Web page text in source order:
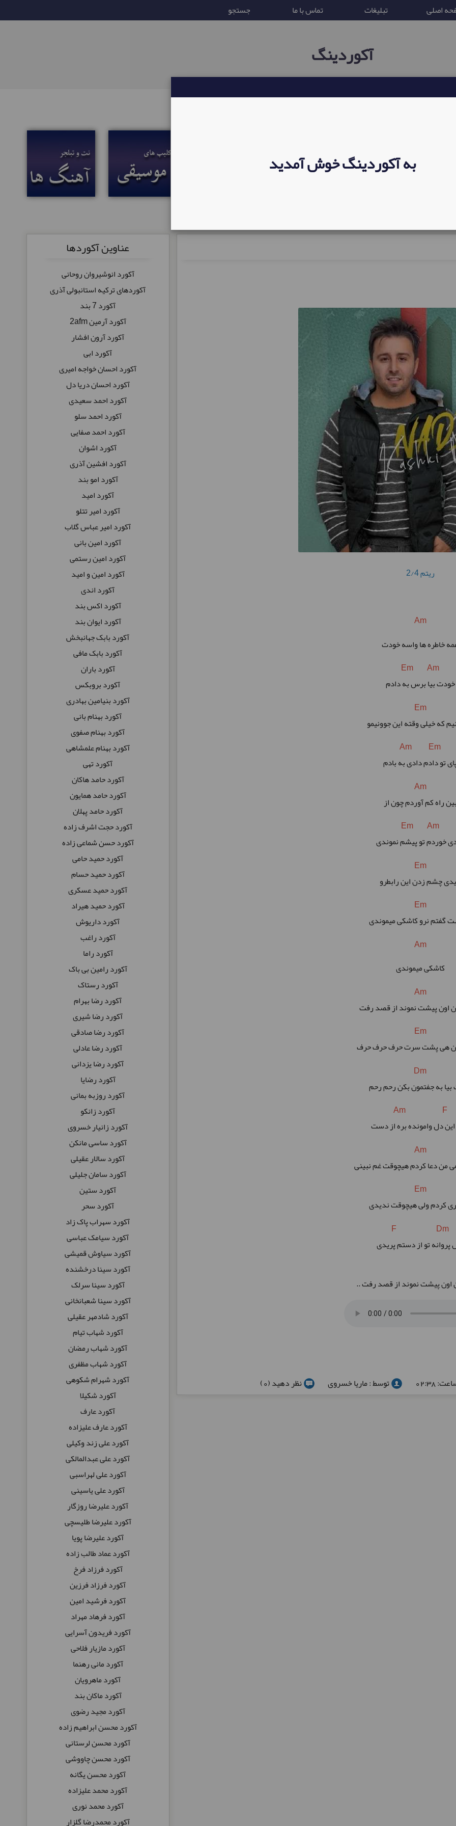
اصلی تبلیغات تماس با ما جستجو
آکوردینگ
عناوین آکوردها
آکورد انوشیروان روحانی
آکوردهای ترکیه استانبولی آذری
آکورد 7 بند
آکورد آرمین 2afm
آکورد آرون افشار
آکورد ابی
آکورد احسان خواجه امیری
آکورد احسان دریا دل
آکورد احمد سعیدی
آکورد احمد سلو
آکورد احمد صفایی
آکورد اشوان
آکورد افشین آذری
آکورد امو بند
آکورد امید
آکورد امیر تتلو
آکورد امیر عباس گلاب
آکورد امین بانی
آکورد امین رستمی
آکورد امین و امید
آکورد اندی
آکورد اکس بند
آکورد ایوان بند
آکورد بابک جهانبخش
آکورد بابک مافی
آکورد باران
آکورد بروبکس
آکورد بنیامین بهادری
آکورد بهنام بانی
آکورد بهنام صفوی
آکورد بهنام علمشاهی
آکورد تهی
آکورد حامد هاکان
آکورد حامد همایون
آکورد حامد پهلان
آکورد حجت اشرف زاده
آکورد حسن شماعی زاده
آکورد حمید حامی
آکورد حمید حسام
آکورد حمید عسکری
آکورد حمید هیراد
آکورد داریوش
آکورد راغب
آکورد راما
آکورد رامین بی باک
آکورد رستاک
آکورد رضا بهرام
آکورد رضا شیری
آکورد رضا صادقی
آکورد رضا عادلی
آکورد رضا یزدانی
آکورد رضایا
آکورد روزبه بمانی
آکورد زانکو
آکورد زانیار خسروی
آکورد ساسی مانکن
آکورد سالار عقیلی
آکورد سامان جلیلی
آکورد ستین
آکورد سحر
آکورد سهراب پاک زاد
آکورد سیامک عباسی
آکورد سیاوش قمیشی
آکورد سینا درخشنده
آکورد سینا سرلک
آکورد سینا شعبانخانی
آکورد شادمهر عقیلی
آکورد شهاب تیام
آکورد شهاب رمضان
آکورد شهاب مظفری
آکورد شهرام شکوهی
آکورد شکیلا
آکورد عارف
آکورد عارف علیزاده
آکورد علی زند وکیلی
آکورد علی عبدالمالکی
آکورد علی لهراسبی
آکورد علی یاسینی
آکورد علیرضا روزگار
آکورد علیرضا طلیسچی
آکورد علیرضا پویا
آکورد عماد طالب زاده
آکورد فرزاد فرخ
آکورد فرزاد فرزین
آکورد فرشید امین
آکورد فرهاد مهراد
آکورد فریدون آسرایی
آکورد مازیار فلاحی
آکورد مانی رهنما
آکورد ماهرویان
آکورد ماکان بند
آکورد مجید رضوی
آکورد محسن ابراهیم زاده
آکورد محسن لرستانی
آکورد محسن چاووشی
آکورد محسن یگانه
آکورد محمد علیزاده
آکورد محمد نوری
آکورد محمدرضا گلزار
ریتم 2/4
Am
خاطره ها واسه خودت
Em Am
خودت بیا برس به دادم
Em
که خیلی وقته این جوونیمو
Am Em
تو دادم دادی به بادم
Am
راه کم آوردم چون از
Em Am
خوردم تو پیشم نموندی
Em
چشم زدن این رابطرو
Em
گفتم نرو کاشکی میموندی
Am
کاشکی میموندی
Am
اون پیشت نموند از قصد رفت
Em
هی پشت سرت حرف حرف حرف
Dm
به جفتمون بکن رحم رحم
Am F
دل وامونده بره از دست
Am
من دعا کردم هیچوقت غم نبینی
Em
کردم ولی هیچوقت ندیدی
F Dm
پروانه تو از دستم پریدی
اون پیشت نموند از قصد رفت
توسط : ماریا خسروی نظر دهید (0)
به آکوردینگ خوش آمدید